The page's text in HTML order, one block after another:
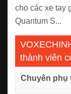
cho các xe tay
Quantum S...
thành viên
Chuyên phụ